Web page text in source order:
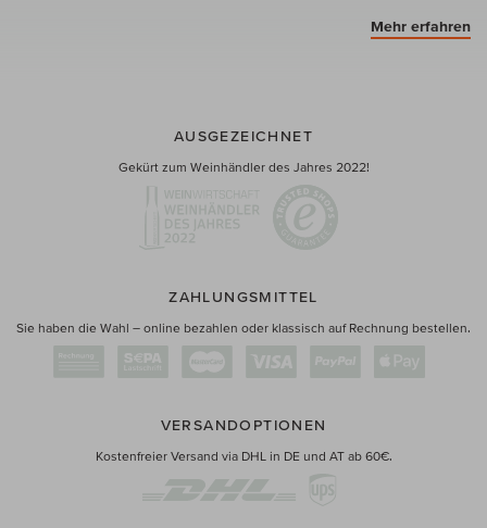
Mehr erfahren
AUSGEZEICHNET
Gekürt zum Weinhändler des Jahres 2022!
ZAHLUNGSMITTEL
Sie haben die Wahl – online bezahlen oder klassisch auf Rechnung bestellen.
VERSANDOPTIONEN
Kostenfreier Versand via DHL in DE und AT ab 60€.